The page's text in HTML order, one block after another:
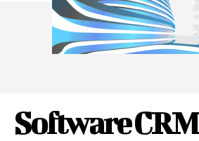
Software CRM